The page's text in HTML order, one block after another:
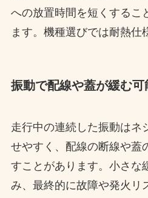
への放置時間を短くするこ
ます。機種選びでは耐熱仕
振動で配線や蓋が緩む可
走行中の連続した振動はネ
せやすく、配線の断線や蓋
すことがあります。小さな
み、最終的に故障や発火リ